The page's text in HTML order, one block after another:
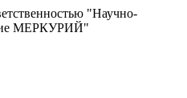
"Научно-
МЕРКУРИЙ"